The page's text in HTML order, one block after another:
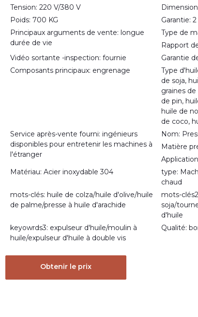
Tension: 220 V/380 V
Poids: 700 KG
Garantie:
Principaux arguments de vente: longue
durée de vie
Type de
Rapport
Vidéo sortante -inspection: fournie
Garantie
Composants principaux: engrenage
Type
de soja,
graines
de pin,
huile de
de coco,
Service après-vente fourni: ingénieurs
disponibles pour entretenir les machines à
l'étranger
Nom:
Matière
Matériau: Acier inoxydable 304
type:
chaud
mots-clés: huile de colza/huile d'olive/huile
de palme/presse à huile d'arachide
mots-
soja/
d'huile
keyowrds3: expulseur d'huile/moulin à
huile/expulseur d'huile à double vis
Qualité:
Obtenir le prix